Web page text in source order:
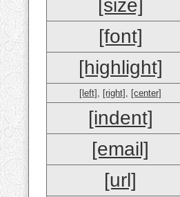
[size]
[font]
[highlight]
[left] , [right] , [center]
[indent]
[email]
[url]